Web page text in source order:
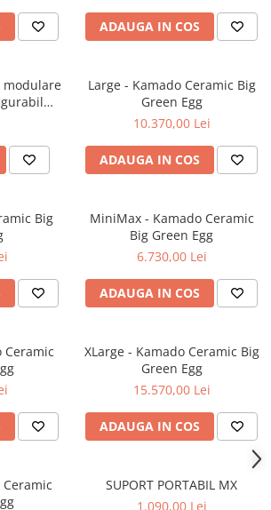
MONOBLOC
SPLIT
coșuri de fum
ADAUGA IN COS
modulare
Large - Kamado Ceramic Big
Green Egg
10.370,00 Lei
ADAUGA IN COS
Big
MiniMax - Kamado Ceramic
Big Green Egg
6.730,00 Lei
ADAUGA IN COS
Ceramic
XLarge - Kamado Ceramic Big
Green Egg
15.570,00 Lei
ADAUGA IN COS
Ceramic
SUPORT PORTABIL MX
1.090,00 Lei